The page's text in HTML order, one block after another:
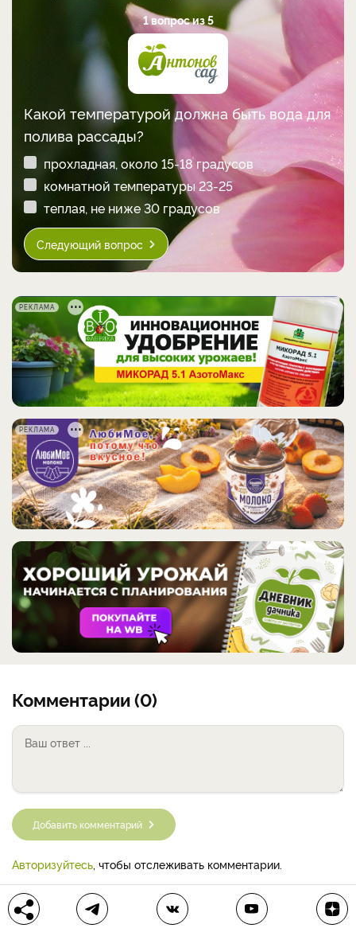
1 вопрос из 5
Какой температурой должна быть вода для
полива рассады?
прохладная, около 15-18 градусов
комнатной температуры 23-25
теплая, не ниже 30 градусов
Следующий вопрос
РЕКЛАМА
РЕКЛАМА
Комментарии (0)
Добавить комментарий
Авторизуйтесь , чтобы отслеживать комментарии.